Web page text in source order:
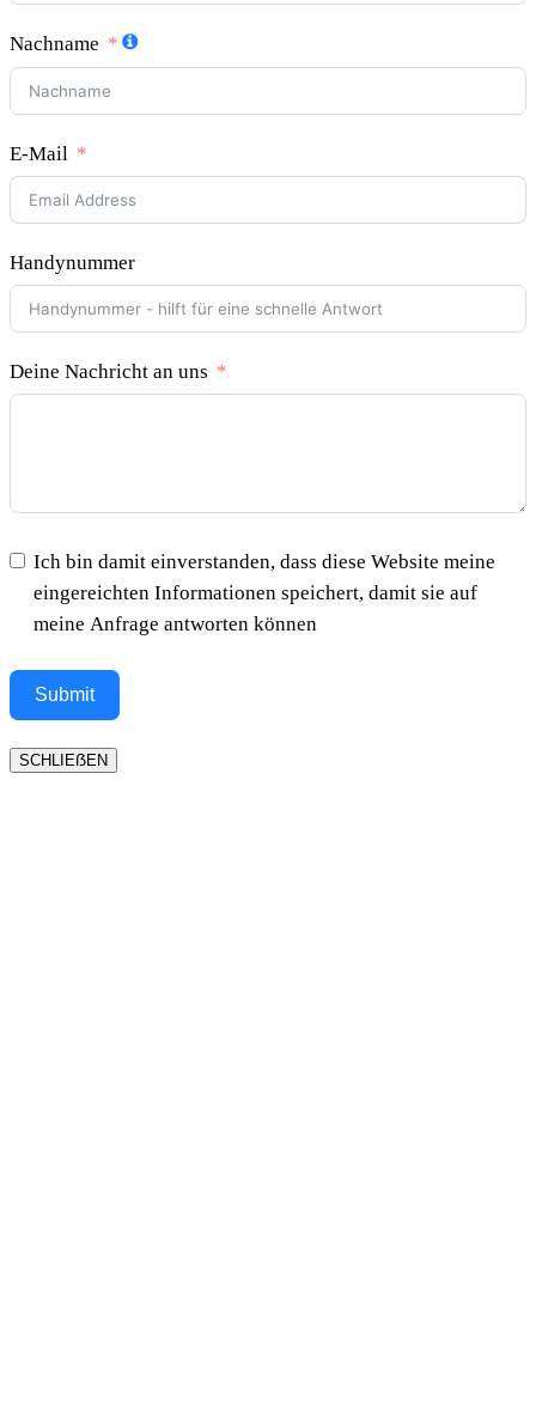
Nachname
E-Mail
Handynummer
Deine Nachricht an uns
Ich bin damit einverstanden, dass diese Website meine
eingereichten Informationen speichert, damit sie auf
meine Anfrage antworten können
Submit
SCHLIEẞEN